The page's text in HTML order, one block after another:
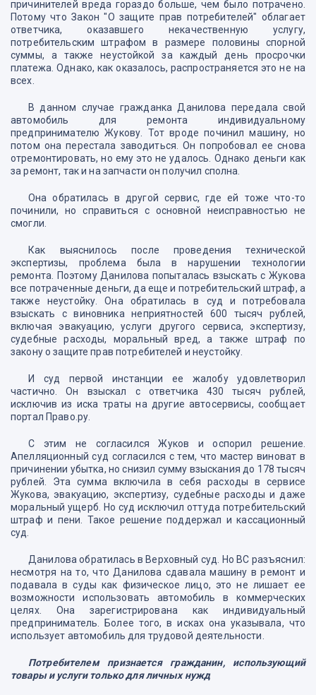
причинителей вреда гораздо больше, чем было потрачено.
Потому что Закон "О защите прав потребителей" облагает
ответчика, оказавшего некачественную услугу,
потребительским штрафом в размере половины спорной
суммы, а также неустойкой за каждый день просрочки
платежа. Однако, как оказалось, распространяется это не на
всех.
В данном случае гражданка Данилова передала свой
автомобиль для ремонта индивидуальному
предпринимателю Жукову. Тот вроде починил машину, но
потом она перестала заводиться. Он попробовал ее снова
отремонтировать, но ему это не удалось. Однако деньги как
за ремонт, так и на запчасти он получил сполна.
Она обратилась в другой сервис, где ей тоже что-то
починили, но справиться с основной неисправностью не
смогли.
Как выяснилось после проведения технической
экспертизы, проблема была в нарушении технологии
ремонта. Поэтому Данилова попыталась взыскать с Жукова
все потраченные деньги, да еще и потребительский штраф, а
также неустойку. Она обратилась в суд и потребовала
взыскать с виновника неприятностей 600 тысяч рублей,
включая эвакуацию, услуги другого сервиса, экспертизу,
судебные расходы, моральный вред, а также штраф по
закону о защите прав потребителей и неустойку.
И суд первой инстанции ее жалобу удовлетворил
частично. Он взыскал с ответчика 430 тысяч рублей,
исключив из иска траты на другие автосервисы, сообщает
портал Право.ру.
С этим не согласился Жуков и оспорил решение.
Апелляционный суд согласился с тем, что мастер виноват в
причинении убытка, но снизил сумму взыскания до 178 тысяч
рублей. Эта сумма включила в себя расходы в сервисе
Жукова, эвакуацию, экспертизу, судебные расходы и даже
моральный ущерб. Но суд исключил оттуда потребительский
штраф и пени. Такое решение поддержал и кассационный
суд.
Данилова обратилась в Верховный суд. Но ВС разъяснил:
несмотря на то, что Данилова сдавала машину в ремонт и
подавала в суды как физическое лицо, это не лишает ее
возможности использовать автомобиль в коммерческих
целях. Она зарегистрирована как индивидуальный
предприниматель. Более того, в исках она указывала, что
использует автомобиль для трудовой деятельности.
Потребителем признается гражданин, использующий
товары и услуги только для личных нужд